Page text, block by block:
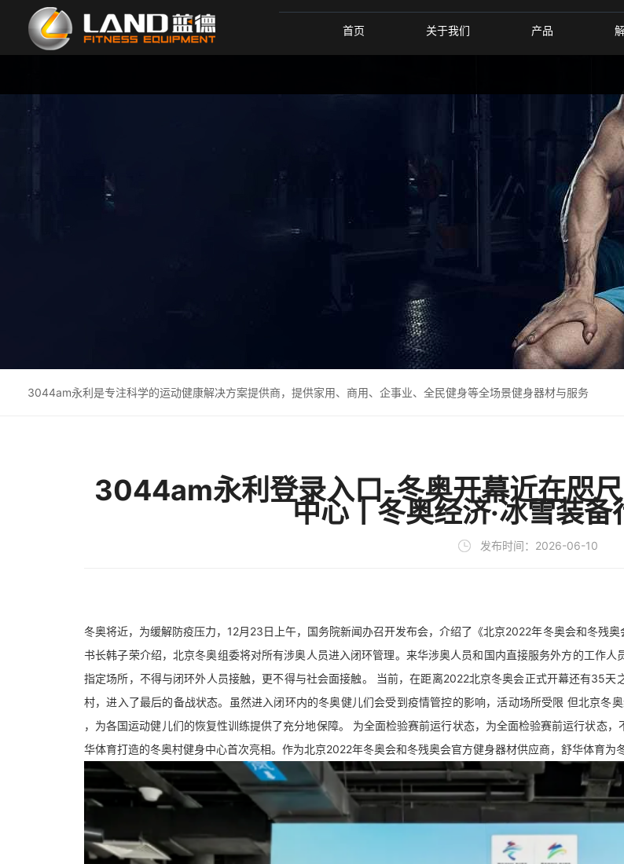
首页 关于我们 产品
3044am永利是专注科学的运动健康解决方案提供商，提供家用、商用、企事业、全民健身等全场景健身器材与服务
3044am永利登录入口-冬奥开幕近在咫
中心丨冬奥经济·冰雪装
发布时间：2026-06-10
冬奥将近，为缓解防疫压力，12月23日上午，国务院新闻办召开发布会，介绍了《北京2022年冬奥会和冬残
书长韩子荣介绍，北京冬奥组委将对所有涉奥人员进入闭环管理。来华涉奥人员和国内直接服务外方的工作
指定场所，不得与闭环外人员接触，更不得与社会面接触。 当前，在距离2022北京冬奥会正式开幕还有35
村，进入了最后的备战状态。虽然进入闭环内的冬奥健儿们会受到疫情管控的影响，活动场所受限 但北京冬
，为各国运动健儿们的恢复性训练提供了充分地保障。 为全面检验赛前运行状态，为全面检验赛前运行状态
华体育打造的冬奥村健身中心首次亮相。作为北京2022年冬奥会和冬残奥会官方健身器材供应商，舒华体育为